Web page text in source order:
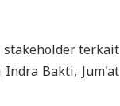
stakeholder terkait
Bakti, Jum'at